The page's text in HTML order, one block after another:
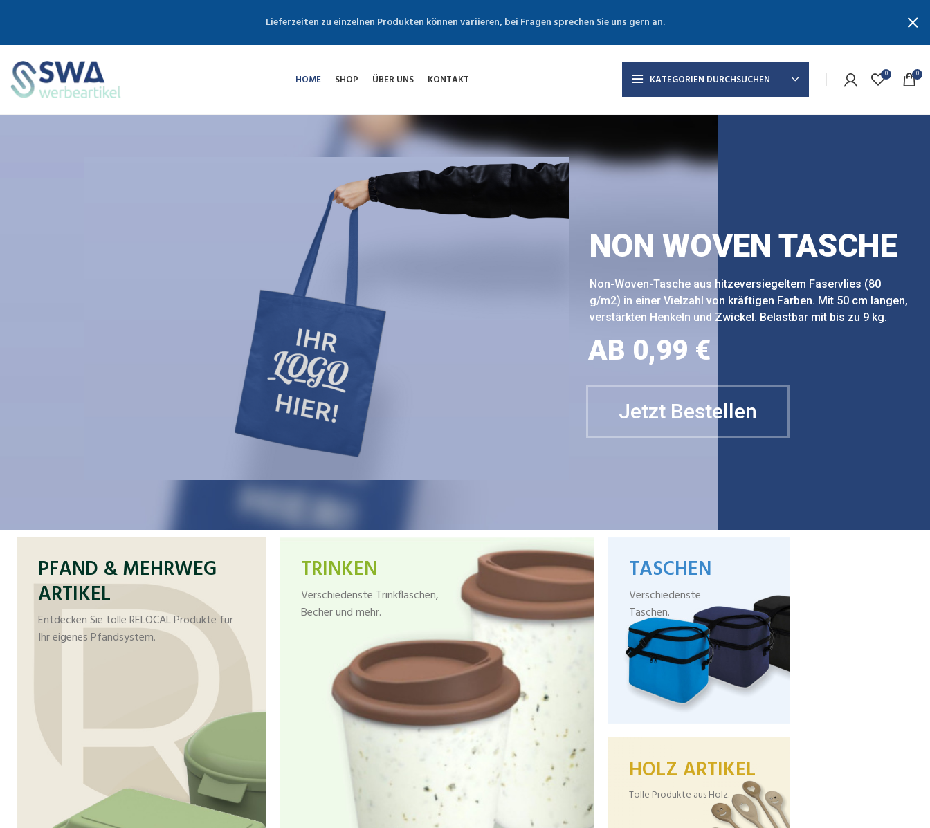
HOME SHOP ÜBER UNS KONTAKT KATEGORIEN DURCHSUCHEN 0 0
NON WOVEN TASCHE
Non-Woven-Tasche aus hitzeversiegeltem Faservlies (80
g/m2) in einer Vielzahl von kräftigen Farben. Mit 50 cm langen,
verstärkten Henkeln und Zwickel. Belastbar mit bis zu 9 kg.
Jetzt Bestellen
AB 0,99 €
PFAND & MEHRWEG
ARTIKEL
Entdecken Sie tolle RELOCAL Produkte für
Ihr eigenes Pfandsystem.
TRINKEN
Verschiedenste Trinkflaschen,
Becher und mehr.
TASCHEN
Verschiedenste
Taschen.
HOLZ ARTIKEL
Tolle Produkte aus Holz.
Lieferzeiten zu einzelnen Produkten können variieren, bei Fragen sprechen Sie uns gern an.